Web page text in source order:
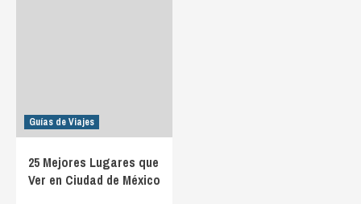
Guías de Viajes
25 Mejores Lugares que
Ver en Ciudad de México